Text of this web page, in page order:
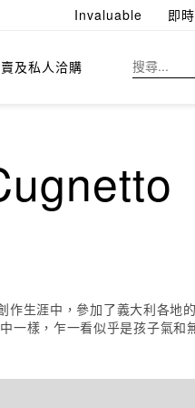
Invaluable 即
及私人洽購
生涯中，參加了義大利各地
一樣，乍一看似乎是孩子氣和